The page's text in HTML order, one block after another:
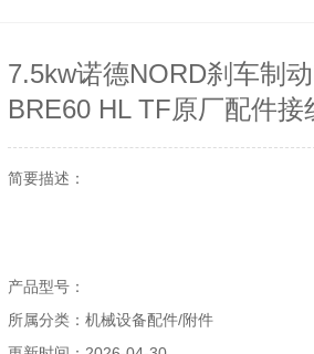
7.5kw诺德NORD刹车制
BRE60 HL TF原厂配件接
简要描述：
产品型号：
所属分类：机械设备配件/附件